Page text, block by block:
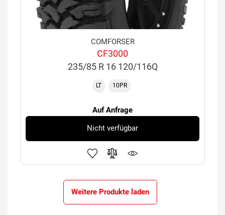
COMFORSER
CF3000
235/85 R 16 120/116Q
LT 10PR
Auf Anfrage
Nicht verfügbar
Weitere Produkte laden